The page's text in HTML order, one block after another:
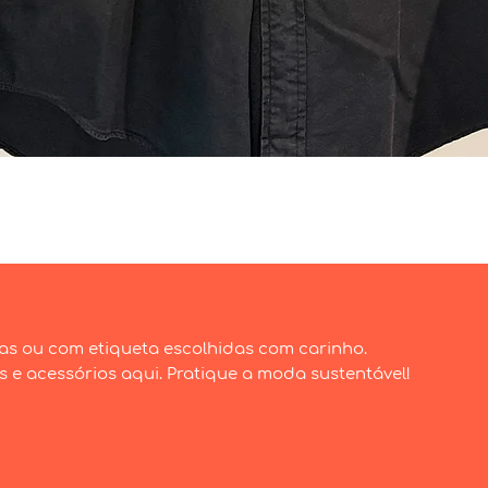
ou com etiqueta escolhidas com carinho.
e acessórios aqui. Pratique a moda sustentável!